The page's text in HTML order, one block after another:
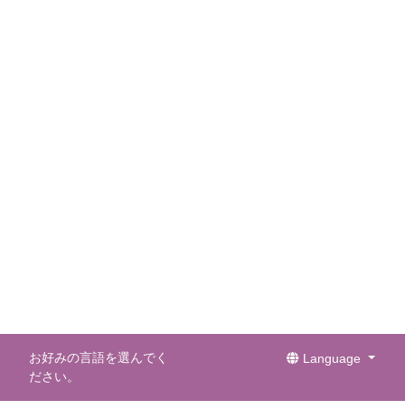
お好みの言語を選んでく
ださい。
Language